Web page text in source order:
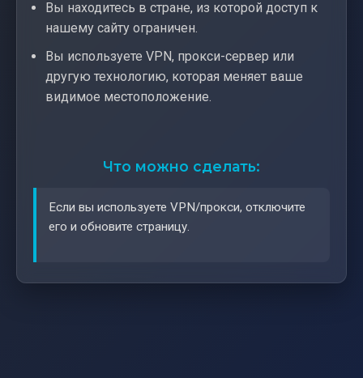
Вы находитесь в стране, из которой доступ к
нашему сайту ограничен.
Вы используете VPN, прокси-сервер или
другую технологию, которая меняет ваше
видимое местоположение.
Что можно сделать:
Если вы используете VPN/прокси, отключите
его и обновите страницу.